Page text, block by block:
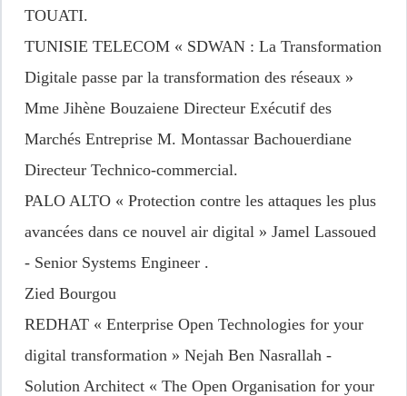
TOUATI.
TUNISIE TELECOM « SDWAN : La Transformation
Digitale passe par la transformation des réseaux »
Mme Jihène Bouzaiene Directeur Exécutif des
Marchés Entreprise M. Montassar Bachouerdiane
Directeur Technico-commercial.
PALO ALTO « Protection contre les attaques les plus
avancées dans ce nouvel air digital » Jamel Lassoued
- Senior Systems Engineer .
Zied Bourgou
REDHAT « Enterprise Open Technologies for your
digital transformation » Nejah Ben Nasrallah -
Solution Architect « The Open Organisation for your